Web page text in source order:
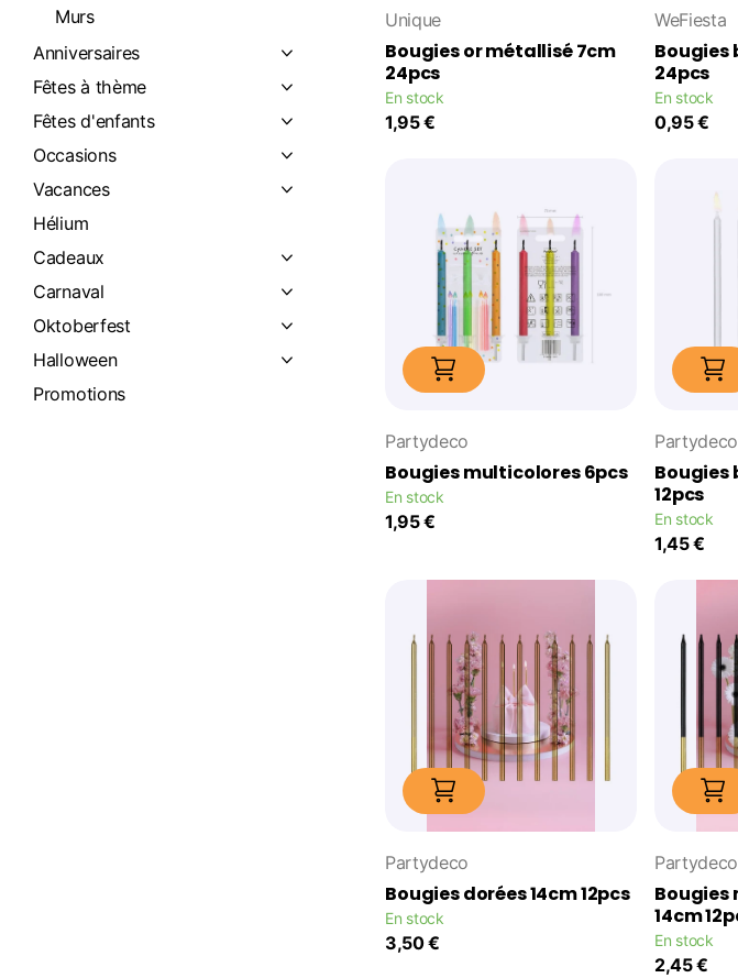
Unique
Bougies or métallisé 7cm
24pcs
En stock
1,95 €
WeFiesta
Bougies
24pcs
En stock
0,95 €
Partydeco
Bougies multicolores 6pcs
En stock
1,95 €
Partydeco
Bougies
12pcs
En stock
1,45 €
Partydeco
Bougies dorées 14cm 12pcs
En stock
3,50 €
Partydeco
Bougies
14cm
En stock
2,45 €
Murs
Anniversaires
Fêtes à thème
Fêtes d'enfants
Occasions
Vacances
Hélium
Cadeaux
Carnaval
Oktoberfest
Halloween
Promotions